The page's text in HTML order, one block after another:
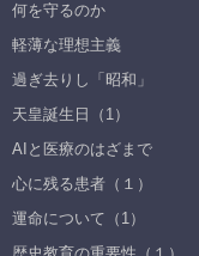
何を守るのか
軽薄な理想主義
過ぎ去りし「昭和」
天皇誕生日（1）
AIと医療のはざまで
心に残る患者（１）
運命について（1）